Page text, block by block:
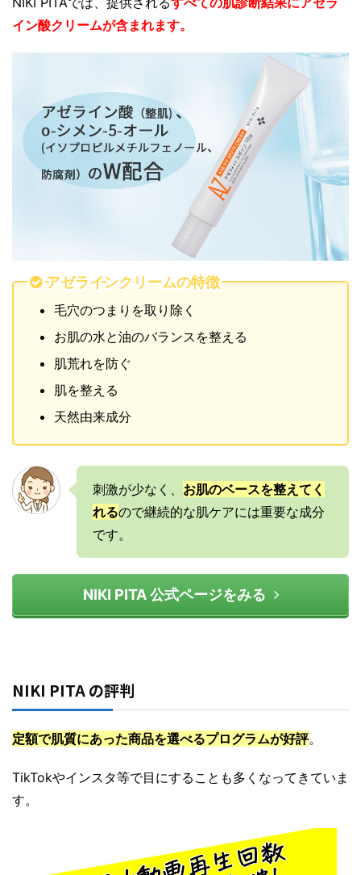
イ ン酸クリームが含まれます。
アゼラインクリームの特徴
毛穴のつまりを取り除く
お肌の水と油のバランスを整える
肌荒れを防ぐ
肌を整える
天然由来成分
刺激が少なく、 お肌のベースを整えてく
れるので継続的な肌ケアには重要な成分
です。
NIKI PITA 公式ページをみる
NIKI PITA の評判
定額で肌質にあった商品を選べるプログラムが好評。
TikTokやインスタ等で目にすることも多くなってきていま
す。